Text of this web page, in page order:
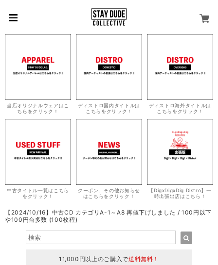
当店オリジナルウェアはこ
ちらをクリック！
ディストロ国内タイトルは
こちらをクリック！
ディストロ海外タイトルは
こちらをクリック！
中古タイトル一覧はこちら
をクリック！
クーポン、その他お知らせ
はこちらをクリック！
【DigxDigxDig Distro】一
時出張出店はこちら！
【2024/10/16】中古CD カテゴリA-1～A8 再値下げしました / 100円以下
や100円台多数 (100枚程)
11,000円以上のご購入で送料無料！